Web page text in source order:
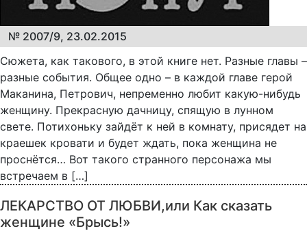
№ 2007/9, 23.02.2015
Сюжета, как такового, в этой книге нет. Разные главы –
разные события. Общее одно – в каждой главе герой
Маканина, Петрович, непременно любит какую-нибудь
женщину. Прекрасную дачницу, спящую в лунном
свете. Потихоньку зайдёт к ней в комнату, присядет на
краешек кровати и будет ждать, пока женщина не
проснётся… Вот такого странного персонажа мы
встречаем в […]
ЛЕКАРСТВО ОТ ЛЮБВИ,или Как сказать
женщине «Брысь!»